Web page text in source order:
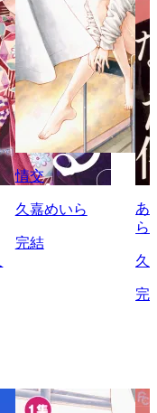
情交
久嘉めいら
完結
あ
ら
久
完